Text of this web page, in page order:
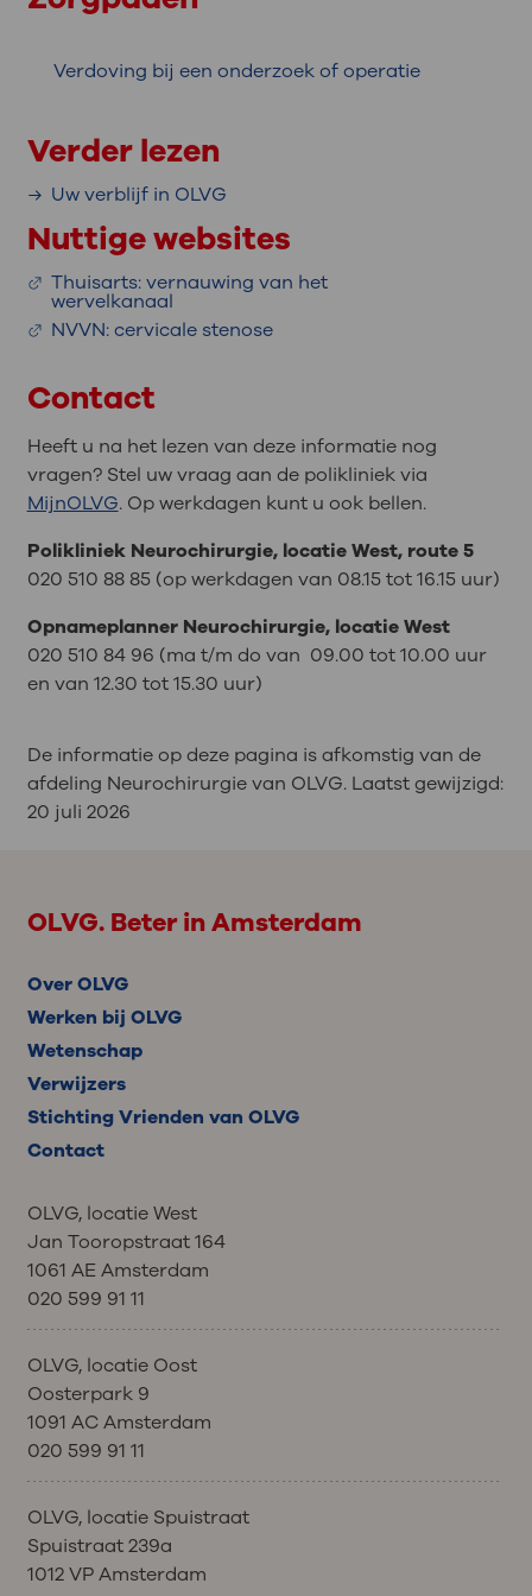
schoenen heeft en begin met hardlopen
op een zachte grond, zoals gras.
Verdoving bij een onderzoek of operatie
Verder lezen
Uw verblijf in OLVG
Nuttige websites
Thuisarts: vernauwing van het
wervelkanaal
NVVN: cervicale stenose
Contact
Heeft u na het lezen van deze informatie nog
vragen? Stel uw vraag aan de polikliniek via
MijnOLVG. Op werkdagen kunt u ook bellen.
Polikliniek Neurochirurgie, locatie West, route 5
020 510 88 85 (op werkdagen van 08.15 tot 16.15 uur)
Opnameplanner Neurochirurgie, locatie West
020 510 84 96 (ma t/m do van 09.00 tot 10.00 uur
en van 12.30 tot 15.30 uur)
De informatie op deze pagina is afkomstig van de
afdeling Neurochirurgie van OLVG. Laatst gewijzigd:
20 juli 2026
OLVG. Beter in Amsterdam
Over OLVG
Werken bij OLVG
Wetenschap
Verwijzers
Stichting Vrienden van OLVG
Contact
OLVG, locatie West
Jan Tooropstraat 164
1061 AE Amsterdam
020 599 91 11
OLVG, locatie Oost
Oosterpark 9
1091 AC Amsterdam
020 599 91 11
OLVG, locatie Spuistraat
Spuistraat 239a
1012 VP Amsterdam